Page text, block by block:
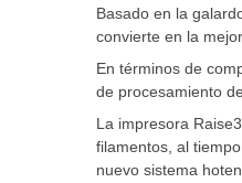
Basado en la
convierte en la
En términos de
de procesamiento
La impresora
filamentos, al
nuevo sistema